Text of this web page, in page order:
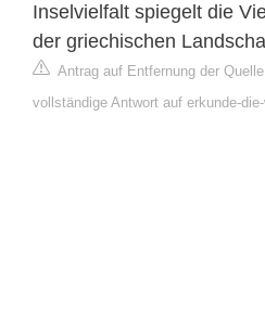
Inselvielfalt spiegelt die
der griechischen
Antrag auf Entfernung der Quelle
vollständige Antwort auf erkunde-